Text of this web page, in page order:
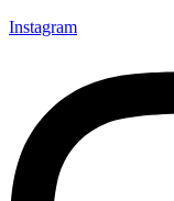
Instagram